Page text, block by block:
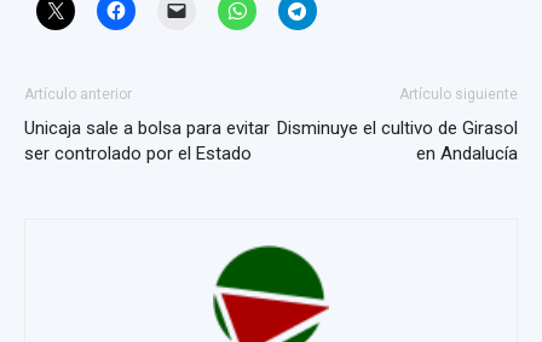
Artículo anterior
Unicaja sale a bolsa para evitar
ser controlado por el Estado
Artículo siguiente
Disminuye el cultivo de Girasol
en Andalucía